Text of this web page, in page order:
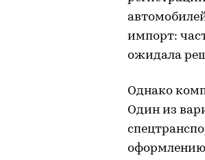
импорт:
ожидала
Однако
Один из
оформлению.